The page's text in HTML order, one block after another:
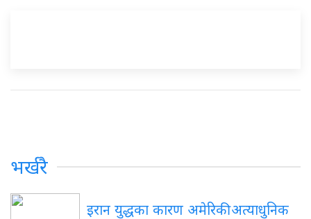
भर्खरै
इरान युद्धका कारण अमेरिकी अत्याधुनिक